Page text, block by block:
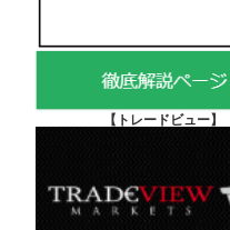
【 トレードビュー】